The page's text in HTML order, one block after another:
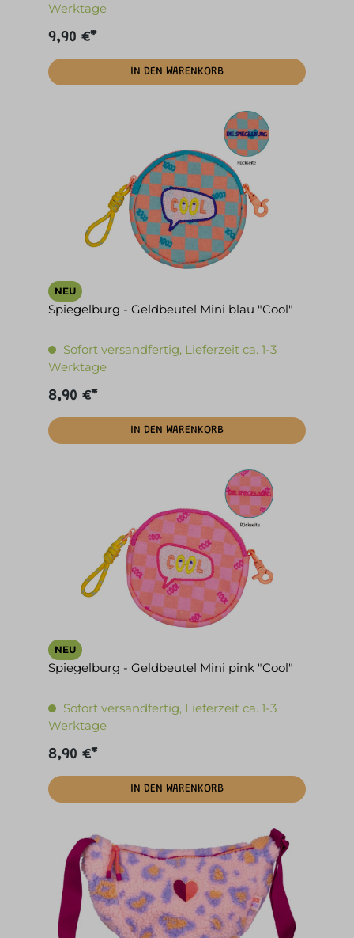
Werktage
9,90 €*
IN DEN WARENKORB
NEU
Spiegelburg - Geldbeutel Mini blau "Cool"
Sofort versandfertig, Lieferzeit ca. 1-3
Werktage
8,90 €*
IN DEN WARENKORB
NEU
Spiegelburg - Geldbeutel Mini pink "Cool"
Sofort versandfertig, Lieferzeit ca. 1-3
Werktage
8,90 €*
IN DEN WARENKORB